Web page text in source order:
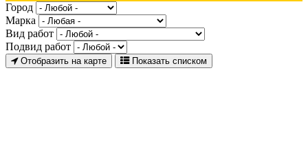
Город
Марка
Вид работ
Подвид работ
Отобразить на карте Показать списком